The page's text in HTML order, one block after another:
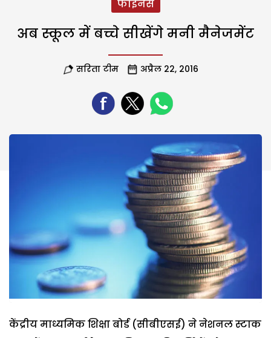
फाइनेंस
अब स्कूल में बच्चे सीखेंगे मनी मैनेजमेंट
सरिता टीम अप्रैल 22, 2016
केंद्रीय माध्यमिक शिक्षा बोर्ड (सीबीएसई) ने नेशनल स्टाक